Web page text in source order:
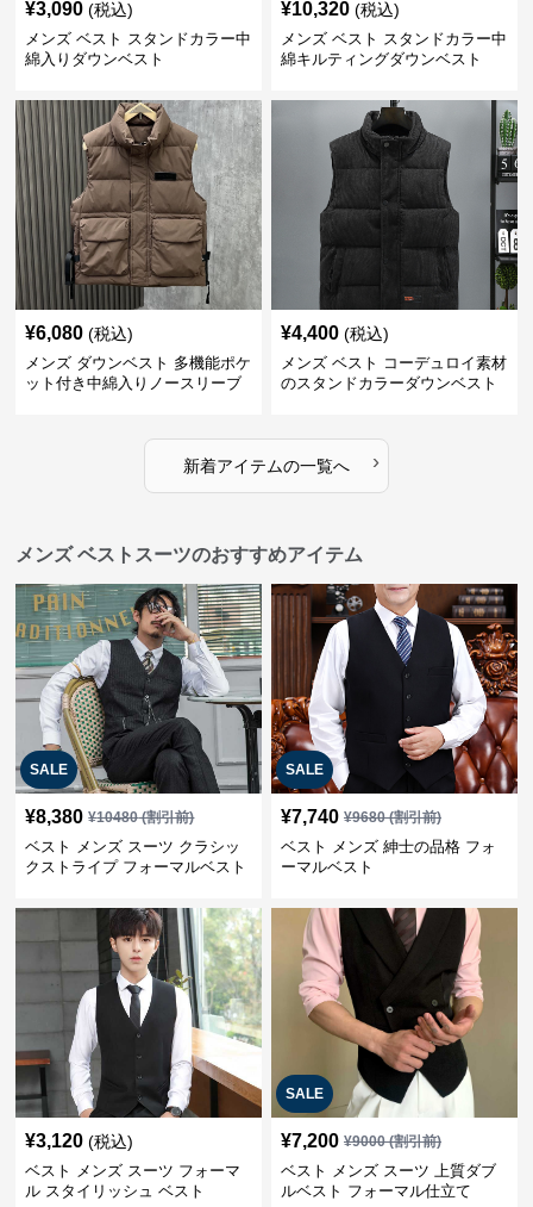
¥3,090 (税込)
メンズ ベスト スタンドカラー中
綿入りダウンベスト
¥10,320 (税込)
メンズ ベスト スタンドカラー中
綿キルティングダウンベスト
¥6,080 (税込)
メンズ ダウンベスト 多機能ポケ
ット付き中綿入りノースリーブ
¥4,400 (税込)
メンズ ベスト コーデュロイ素材
のスタンドカラーダウンベスト
新着アイテムの一覧へ ›
メンズ ベストスーツのおすすめアイテム
SALE
¥8,380 ¥10480(割引前)
ベスト メンズ スーツ クラシッ
クストライプ フォーマルベスト
SALE
¥7,740 ¥9680(割引前)
ベスト メンズ 紳士の品格 フォ
ーマルベスト
¥3,120 (税込)
ベスト メンズ スーツ フォーマ
ル スタイリッシュ ベスト
SALE
¥7,200 ¥9000(割引前)
ベスト メンズ スーツ 上質ダブ
ルベスト フォーマル仕立て